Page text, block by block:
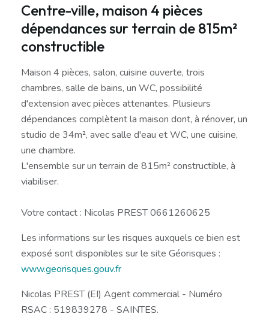
Centre-ville, maison 4 pièces
dépendances sur terrain de 815m²
constructible
Maison 4 pièces, salon, cuisine ouverte, trois
chambres, salle de bains, un WC, possibilité
d'extension avec pièces attenantes. Plusieurs
dépendances complètent la maison dont, à rénover, un
studio de 34m², avec salle d'eau et WC, une cuisine,
une chambre.
L'ensemble sur un terrain de 815m² constructible, à
viabiliser.
Votre contact : Nicolas PREST 0661260625
Les informations sur les risques auxquels ce bien est
exposé sont disponibles sur le site Géorisques :
www.georisques.gouv.fr
Nicolas PREST (EI) Agent commercial - Numéro
RSAC : 519839278 - SAINTES.